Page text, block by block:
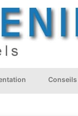
Conseils